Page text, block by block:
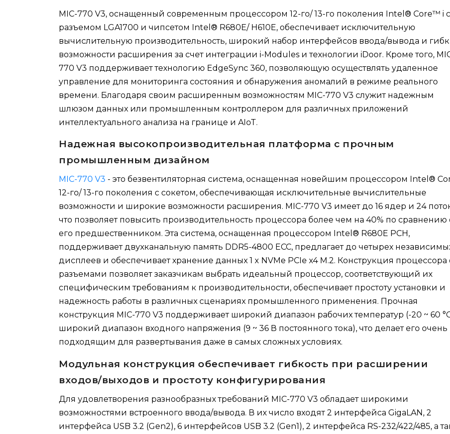
MIC-770 V3, оснащенный современным процессором 12-го/ 13-го поколения Intel® Core™ i с
разъемом LGA1700 и чипсетом Intel® R680E/ H610E, обеспечивает исключительную
вычислительную производительность, широкий набор интерфейсов ввода/вывода и
возможности расширения за счет интеграции i-Modules и технологии iDoor. Кроме того,
770 V3 поддерживает технологию EdgeSync 360, позволяющую осуществлять удаленное
управление для мониторинга состояния и обнаружения аномалий в режиме реального
времени. Благодаря своим расширенным возможностям MIC-770 V3 служит надежным
шлюзом данных или промышленным контроллером для различных приложений
интеллектуального анализа на границе и AIoT.
Надежная высокопроизводительная платформа с прочным
промышленным дизайном
MIC-770 V3 - это безвентиляторная система, оснащенная новейшим процессором Intel®
12-го/ 13-го поколения с сокетом, обеспечивающая исключительные вычислительные
возможности и широкие возможности расширения. MIC-770 V3 имеет до 16 ядер и 24
что позволяет повысить производительность процессора более чем на 40% по сравнению
его предшественником. Эта система, оснащенная процессором Intel® R680E PCH,
поддерживает двухканальную память DDR5-4800 ECC, предлагает до четырех
дисплеев и обеспечивает хранение данных 1 x NVMe PCIe x4 M.2. Конструкция процессора
разъемами позволяет заказчикам выбрать идеальный процессор, соответствующий их
специфическим требованиям к производительности, обеспечивает простоту установки и
надежность работы в различных сценариях промышленного применения. Прочная
конструкция MIC-770 V3 поддерживает широкий диапазон рабочих температур (-20 ~ 60
широкий диапазон входного напряжения (9 ~ 36 В постоянного тока), что делает его очень
подходящим для развертывания даже в самых сложных условиях.
Модульная конструкция обеспечивает гибкость при расширении
входов/выходов и простоту конфигурирования
Для удовлетворения разнообразных требований MIC-770 V3 обладает широкими
возможностями встроенного ввода/вывода. В их число входят 2 интерфейса GigaLAN, 2
интерфейса USB 3.2 (Gen2), 6 интерфейсов USB 3.2 (Gen1), 2 интерфейса RS-232/422/485, а